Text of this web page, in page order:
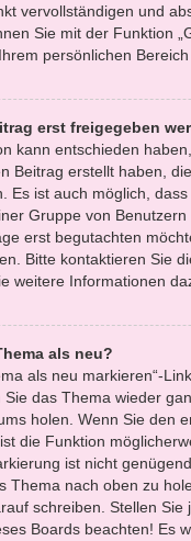
vervollständigen und
Sie mit der Funktion
persönlichen Bereich
erst freigegeben
kann entschieden
Beitrag erstellt haben,
Es ist auch möglich, dass
Gruppe von Benutzern
erst begutachten
Bitte kontaktieren Sie
weitere Informationen
als neu?
als neu markieren“-
Sie das Thema wieder
holen. Wenn Sie den
die Funktion
ist nicht
Thema nach oben zu
schreiben. Stellen Sie
Boards beachten! Es